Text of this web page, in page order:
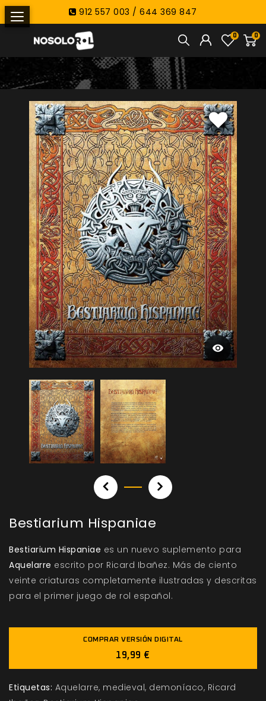
912 557 003 / 644 369 847
0
0
Bestiarium Hispaniae
Bestiarium Hispaniae es un nuevo suplemento para
Aquelarre escrito por Ricard Ibañez. Más de ciento
veinte criaturas completamente ilustradas y descritas
para el primer juego de rol español.
COMPRAR VERSIÓN DIGITAL
19,99 €
Etiquetas: Aquelarre medieval demoníaco Ricard